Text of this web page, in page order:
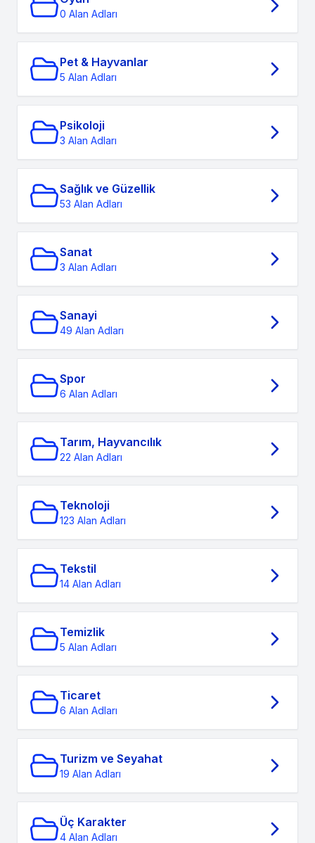
0 Alan Adları
Pet & Hayvanlar
5 Alan Adları
Psikoloji
3 Alan Adları
Sağlık ve Güzellik
53 Alan Adları
Sanat
3 Alan Adları
Sanayi
49 Alan Adları
Spor
6 Alan Adları
Tarım, Hayvancılık
22 Alan Adları
Teknoloji
123 Alan Adları
Tekstil
14 Alan Adları
Temizlik
5 Alan Adları
Ticaret
6 Alan Adları
Turizm ve Seyahat
19 Alan Adları
Üç Karakter
4 Alan Adları